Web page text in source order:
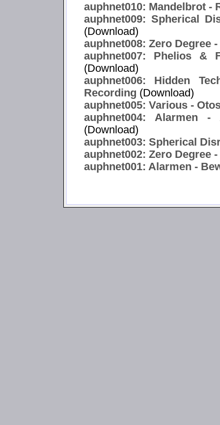
auphnet010: Mandelbrot -
auphnet009: Spherical
(Download)
auphnet008: Zero Degree
auphnet007: Phelios &
(Download)
auphnet006: Hidden
Recording (Download)
auphnet005: Various -
auphnet004:
(Download)
auphnet003: Spherical
auphnet002: Zero Degree
auphnet001: Alarmen -